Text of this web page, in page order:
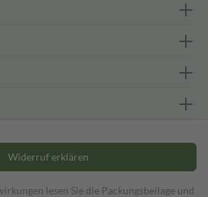
Widerruf erklären
lesen Sie die Packungsbeilage und